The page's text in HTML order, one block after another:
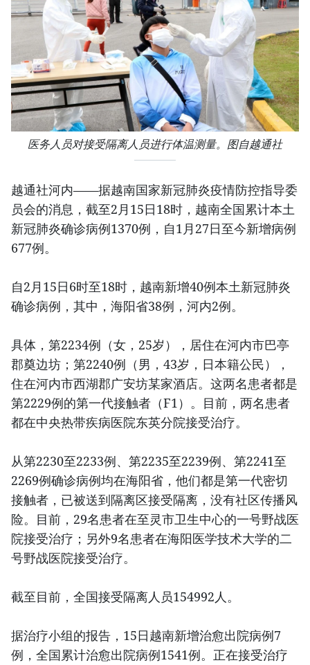
医务人员对接受隔离人员进行体温测量。图自越通社
越通社河内——据越南国家新冠肺炎疫情防控指导委
员会的消息，截至2月15日18时，越南全国累计本土
新冠肺炎确诊病例1370例，自1月27日至今新增病例
677例。
自2月15日6时至18时，越南新增40例本土新冠肺炎
确诊病例，其中，海阳省38例，河内2例。
具体，第2234例（女，25岁），居住在河内市巴亭
郡奠边坊；第2240例（男，43岁，日本籍公民），
住在河内市西湖郡广安坊某家酒店。这两名患者都是
第2229例的第一代接触者（F1）。目前，两名患者
都在中央热带疾病医院东英分院接受治疗。
从第2230至2233例、第2235至2239例、第2241至
2269例确诊病例均在海阳省，他们都是第一代密切
接触者，已被送到隔离区接受隔离，没有社区传播风
险。目前，29名患者在至灵市卫生中心的一号野战医
院接受治疗；另外9名患者在海阳医学技术大学的二
号野战医院接受治疗。
截至目前，全国接受隔离人员154992人。
据治疗小组的报告，15日越南新增治愈出院病例7
例，全国累计治愈出院病例1541例。正在接受治疗